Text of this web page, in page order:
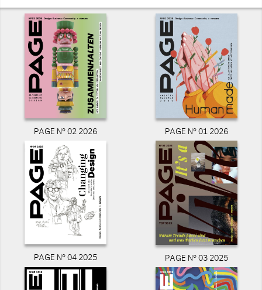
PAGE N° 02 2026 PAGE N° 01 2026
PAGE N° 04 2025 PAGE N° 03 2025